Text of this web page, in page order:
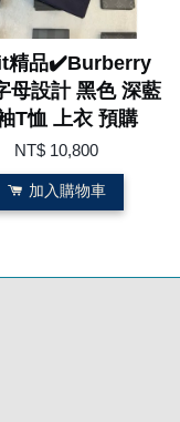
精品✔️Burberry
母設計 黑色 深藍
T恤 上衣 預購
NT$ 10,800
加入購物車